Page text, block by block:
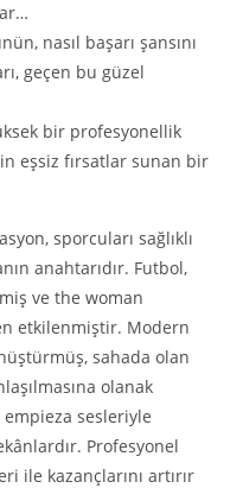
nasıl başarı şansını
geçen bu güzel
bir profesyonellik
eşsiz fırsatlar sunan bir
sporcuları sağlıklı
anahtarıdır. Futbol,
ve the woman
etkilenmiştir. Modern
sahada olan
olanak
empieza sesleriyle
Profesyonel
ile kazançlarını artırır